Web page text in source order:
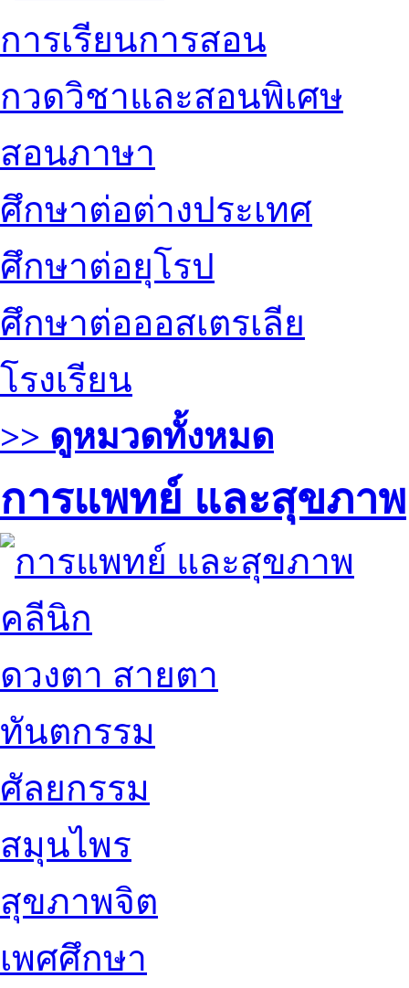
การเรียนการสอน
กวดวิชาและสอนพิเศษ
สอนภาษา
ศึกษาต่อต่างประเทศ
ศึกษาต่อยุโรป
ศึกษาต่อออสเตรเลีย
โรงเรียน
>> ดูหมวดทั้งหมด
การแพทย์ และสุขภาพ
คลีนิก
ดวงตา สายตา
ทันตกรรม
ศัลยกรรม
สมุนไพร
สุขภาพจิต
เพศศึกษา